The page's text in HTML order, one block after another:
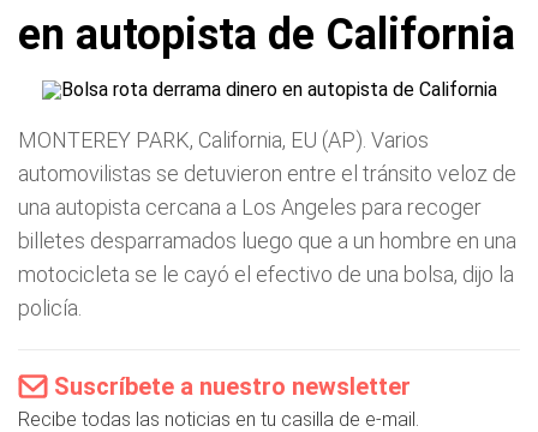
en autopista de California
MONTEREY PARK, California, EU (AP). Varios
automovilistas se detuvieron entre el tránsito veloz de
una autopista cercana a Los Angeles para recoger
billetes desparramados luego que a un hombre en una
motocicleta se le cayó el efectivo de una bolsa, dijo la
policía.
Suscríbete a nuestro newsletter
Recibe todas las noticias en tu casilla de e-mail.